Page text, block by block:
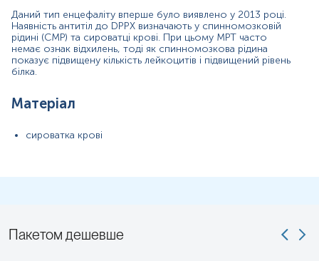
Маркер
Маркер анти-DPPX енцефаліту
Показання до призначення
енцефаліту.
Загальна характеристика
Аутоімунний енцефаліт
Даний тип енцефаліту вперше було виявлено у 2013 році.
Наявність антитіл до DPPX визначають у спинномозковій
рідині (СМР) та сироватці крові. При цьому МРТ часто
немає ознак відхилень, тоді як спинномозкова рідина
показує підвищену кількість лейкоцитів і підвищений рівень
білка.
Матеріал
сироватка крові
Пакетом дешевше